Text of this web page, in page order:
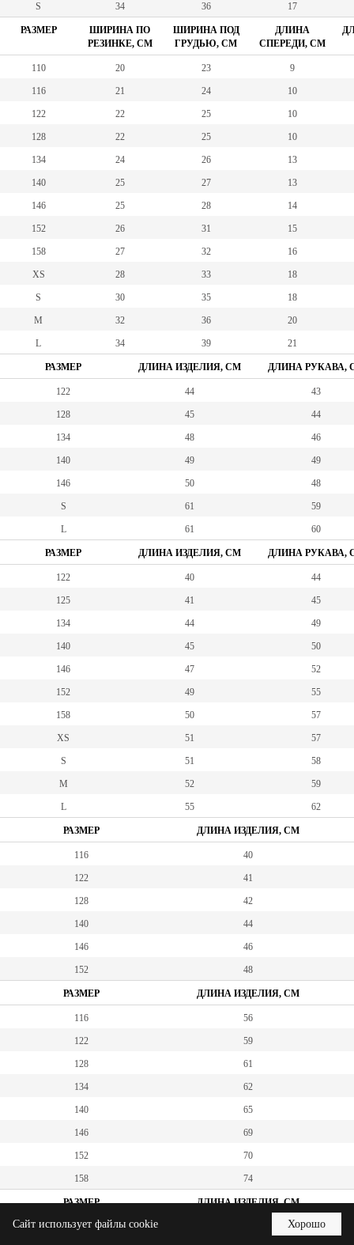
S 34 36 17
РАЗМЕР
ШИРИНА ПО
РЕЗИНКЕ, СМ
ШИРИНА ПОД
ГРУДЬЮ, СМ
ДЛИНА
СПЕРЕДИ, СМ
110 20 23 9
116 21 24 10
122 22 25 10
128 22 25 10
134 24 26 13
140 25 27 13
146 25 28 14
152 26 31 15
158 27 32 16
XS 28 33 18
S 30 35 18
M 32 36 20
L 34 39 21
РАЗМЕР ДЛИНА ИЗДЕЛИЯ, СМ ДЛИНА РУКАВА,
122 44 43
128 45 44
134 48 46
140 49 49
146 50 48
S 61 59
L 61 60
РАЗМЕР ДЛИНА ИЗДЕЛИЯ, СМ ДЛИНА РУКАВА,
122 40 44
125 41 45
134 44 49
140 45 50
146 47 52
152 49 55
158 50 57
XS 51 57
S 51 58
M 52 59
L 55 62
РАЗМЕР ДЛИНА ИЗДЕЛИЯ, СМ
116 40
122 41
128 42
140 44
146 46
152 48
РАЗМЕР ДЛИНА ИЗДЕЛИЯ, СМ
116 56
122 59
128 61
134 62
140 65
146 69
152 70
158 74
РАЗМЕР ДЛИНА ИЗДЕЛИЯ, СМ
116
Сайт использует файлы cookie Хорошо